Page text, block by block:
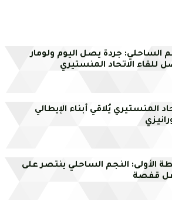
الساحلي: جردة يصل اليوم ولومار
للقاء الاتحاد المنستيري
المنستيري يُلاقي أبناء الإيطالي
الأولى: النجم الساحلي ينتصر على
قفصة